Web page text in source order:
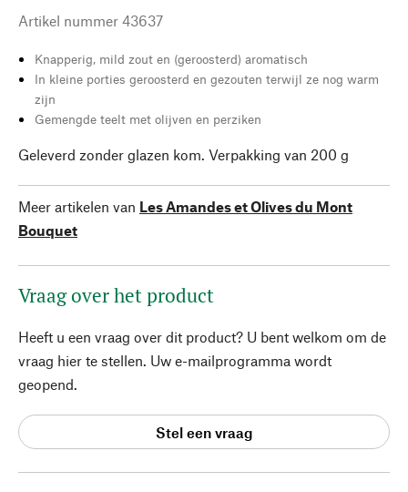
Artikel nummer 43637
Knapperig, mild zout en (geroosterd) aromatisch
In kleine porties geroosterd en gezouten terwijl ze nog warm
zijn
Gemengde teelt met olijven en perziken
Geleverd zonder glazen kom. Verpakking van 200 g
Meer artikelen van Les Amandes et Olives du Mont
Bouquet
Vraag over het product
Heeft u een vraag over dit product? U bent welkom om de
vraag hier te stellen. Uw e-mailprogramma wordt
geopend.
Stel een vraag